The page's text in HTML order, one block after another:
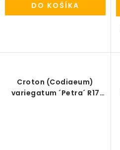
DO KOŠÍKA
Croton (Codiaeum)
variegatum ´Petra´ R17